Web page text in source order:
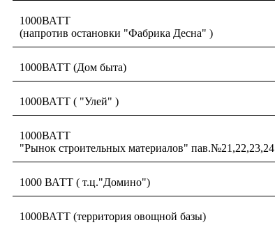
1000ВАТТ
(напротив остановки "Фабрика Десна" )
1000ВАТТ (Дом быта)
1000ВАТТ ( "Улей" )
1000ВАТТ
"Рынок строительных материалов" пав.№21,22,23,24
1000 ВАТТ ( т.ц."Домино")
1000ВАТТ (территория овощной базы)